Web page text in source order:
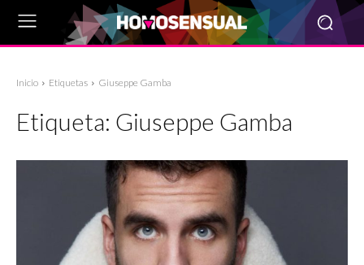
Inicio Etiquetas Giuseppe Gamba
Etiqueta: Giuseppe Gamba